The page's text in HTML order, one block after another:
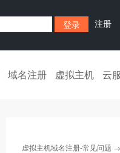
注册
域名注册 虚拟主机 云
虚拟主机域名注册-常见问题